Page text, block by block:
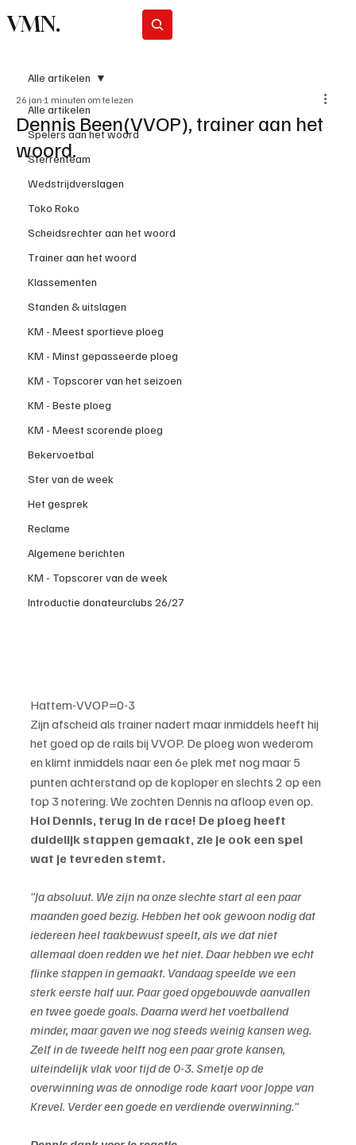
VMN.
Alle artikelen
Spelers aan het woord
Sterrenteam
Wedstrijdverslagen
Toko Roko
Scheidsrechter aan het woord
Trainer aan het woord
Klassementen
Standen & uitslagen
KM - Meest sportieve ploeg
KM - Minst gepasseerde ploeg
KM - Topscorer van het seizoen
KM - Beste ploeg
KM - Meest scorende ploeg
Bekervoetbal
Ster van de week
Het gesprek
Reclame
Algemene berichten
KM - Topscorer van de week
Introductie donateurclubs 26/27
Alle artikelen
Dennis Been(VVOP), trainer aan het
woord.
26 jan 1 minuten om te lezen
Hattem-VVOP=0-3
Zijn afscheid als trainer nadert maar inmiddels heeft hij
het goed op de rails bij VVOP. De ploeg won wederom
en klimt inmiddels naar een 6e plek met nog maar 5
punten achterstand op de koploper en slechts 2 op een
top 3 notering. We zochten Dennis na afloop even op.
Hoi Dennis, terug in de race! De ploeg heeft
duidelijk stappen gemaakt, zie je ook een spel
wat je tevreden stemt.
"Ja absoluut. We zijn na onze slechte start al een paar
maanden goed bezig. Hebben het ook gewoon nodig dat
iedereen heel taakbewust speelt, als we dat niet
allemaal doen redden we het niet. Daar hebben we echt
flinke stappen in gemaakt. Vandaag speelde we een
sterk eerste half uur. Paar goed opgebouwde aanvallen
en twee goede goals. Daarna werd het voetballend
minder, maar gaven we nog steeds weinig kansen weg.
Zelf in de tweede helft nog een paar grote kansen,
uiteindelijk vlak voor tijd de 0-3. Smetje op de
overwinning was de onnodige rode kaart voor Joppe van
Krevel. Verder een goede en verdiende overwinning.”